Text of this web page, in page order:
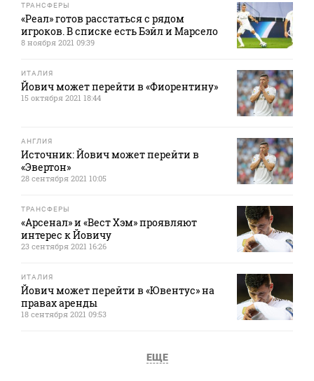
ТРАНСФЕРЫ
«Реал» готов расстаться с рядом
игроков. В списке есть Бэйл и Марсело
8 ноября 2021 09:39
ИТАЛИЯ
Йович может перейти в «Фиорентину»
15 октября 2021 18:44
АНГЛИЯ
Источник: Йович может перейти в
«Эвертон»
28 сентября 2021 10:05
ТРАНСФЕРЫ
«Арсенал» и «Вест Хэм» проявляют
интерес к Йовичу
23 сентября 2021 16:26
ИТАЛИЯ
Йович может перейти в «Ювентус» на
правах аренды
18 сентября 2021 09:53
ЕЩЕ